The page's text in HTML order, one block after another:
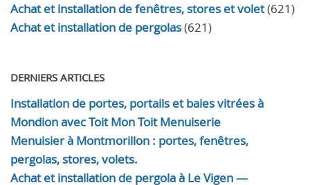
Achat et installation de fenêtres, stores et volet(621)
Achat et installation de pergolas(621)
DERNIERS ARTICLES
Installation de portes, portails et baies vitrées à
Mondion avec Toit Mon Toit Menuiserie
Menuisier à Montmorillon : portes, fenêtres,
pergolas, stores, volets.
Achat et installation de pergola à Le Vigen —